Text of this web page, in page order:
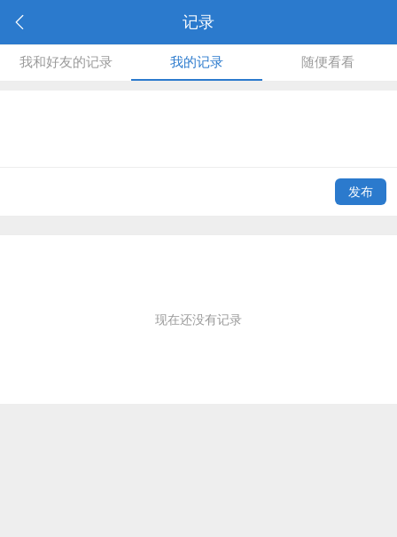
记录
我和好友的记录 我的记录 随便看看
发布
现在还没有记录